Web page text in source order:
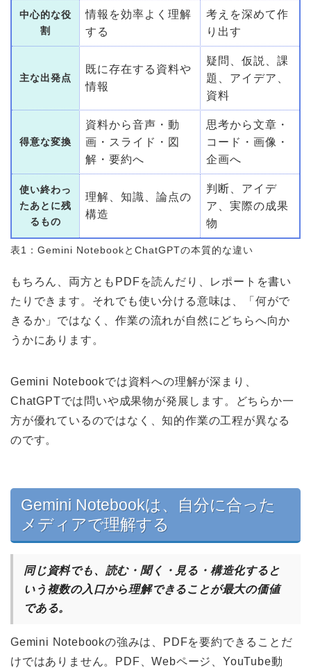
表1：Gemini NotebookとChatGPTの本質的な違い
中心的な役
割
情報を効率よく理解
する
考えを深めて作
り出す
主な出発点
既に存在する資料や
情報
疑問、仮説、課
題、アイデア、
資料
得意な変換
資料から音声・動
画・スライド・図
解・要約へ
思考から文章・
コード・画像・
企画へ
使い終わっ
たあとに残
るもの
理解、知識、論点の
構造
判断、アイデ
ア、実際の成果
物
もちろん、両方ともPDFを読んだり、レポートを書い
たりできます。それでも使い分ける意味は、「何がで
きるか」ではなく、作業の流れが自然にどちらへ向か
うかにあります。
Gemini Notebookでは資料への理解が深まり、
ChatGPTでは問いや成果物が発展します。どちらか一
方が優れているのではなく、知的作業の工程が異なる
のです。
Gemini Notebookは、自分に合った
メディアで理解する
同じ資料でも、読む・聞く・見る・構造化すると
いう複数の入口から理解できることが最大の価値
である。
Gemini Notebookの強みは、PDFを要約できることだ
けではありません。PDF、Webページ、YouTube動